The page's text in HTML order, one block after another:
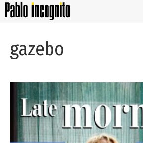
gazebo